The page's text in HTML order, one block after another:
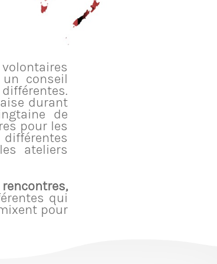
conseil
durant
de
pour les
ateliers
qui
pour